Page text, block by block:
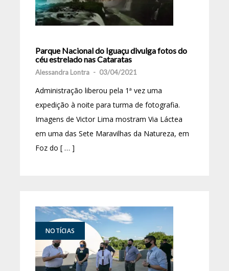
Parque Nacional do Iguaçu divulga fotos do
céu estrelado nas Cataratas
Alessandra Lontra - 03/04/2021
Administração liberou pela 1ª vez uma
expedição à noite para turma de fotografia.
Imagens de Victor Lima mostram Via Láctea
em uma das Sete Maravilhas da Natureza, em
Foz do [ … ]
NOTÍCIAS